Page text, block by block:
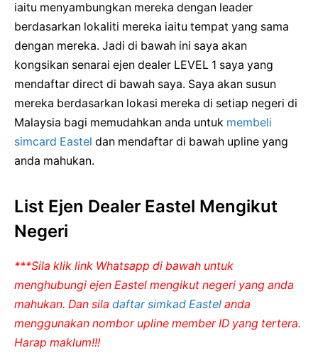
iaitu menyambungkan mereka dengan leader
berdasarkan lokaliti mereka iaitu tempat yang sama
dengan mereka. Jadi di bawah ini saya akan
kongsikan senarai ejen dealer LEVEL 1 saya yang
mendaftar direct di bawah saya. Saya akan susun
mereka berdasarkan lokasi mereka di setiap negeri di
Malaysia bagi memudahkan anda untuk membeli
simcard Eastel dan mendaftar di bawah upline yang
anda mahukan.
List Ejen Dealer Eastel Mengikut
Negeri
***Sila klik link Whatsapp di bawah untuk
menghubungi ejen Eastel mengikut negeri yang anda
mahukan. Dan sila daftar simkad Eastel anda
menggunakan nombor upline member ID yang tertera.
Harap maklum!!!